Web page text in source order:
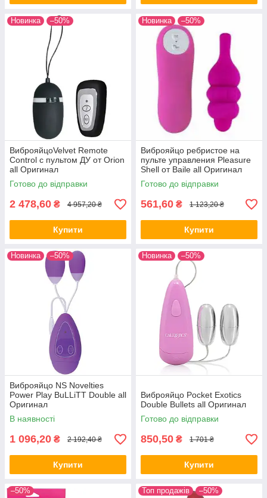
Новинка –50%
ВиброяйцоVelvet Remote
Control с пультом ДУ от Orion
all Оригинал
Готово до відправки
2 478,60 ₴ 4 957,20 ₴
Купити
Новинка –50%
Виброяйцо ребристое на
пульте управления Pleasure
Shell от Baile all Оригинал
Готово до відправки
561,60 ₴ 1 123,20 ₴
Купити
Новинка –50%
Виброяйцо NS Novelties
Power Play BuLLiTT Double all
Оригинал
В наявності
1 096,20 ₴ 2 192,40 ₴
Купити
Новинка –50%
Виброяйцо Pocket Exotics
Double Bullets all Оригинал
Готово до відправки
850,50 ₴ 1 701 ₴
Купити
–50% Топ продажів –50%